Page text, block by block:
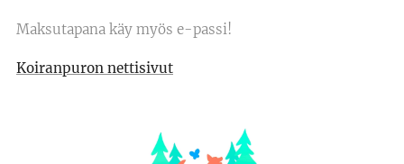
Maksutapana käy myös e-passi!
Koiranpuron nettisivut